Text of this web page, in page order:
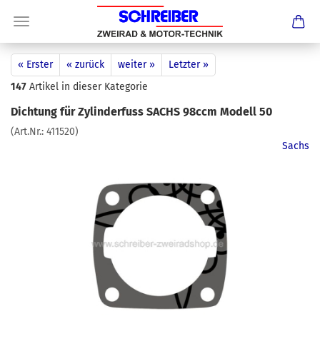
« Erster « zurück weiter »
Letzter »
147 Artikel in dieser Kategorie
Dichtung für Zylinderfuss SACHS 98ccm Modell 50
(Art.Nr.: 411520)
Sachs